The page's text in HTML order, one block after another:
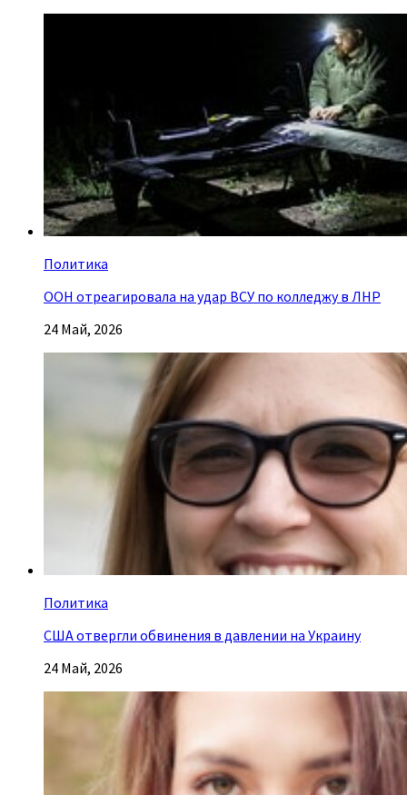
Политика
ООН отреагировала на удар ВСУ по колледжу в ЛНР
24 Май, 2026
Политика
США отвергли обвинения в давлении на Украину
24 Май, 2026